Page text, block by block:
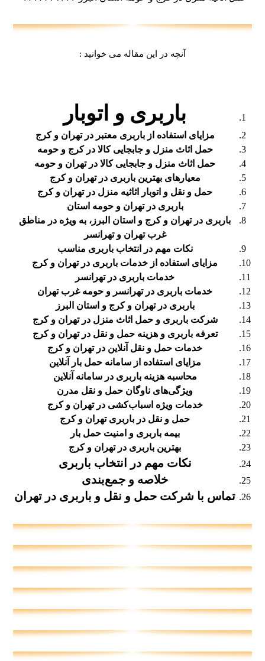
آنچه در این مقاله می خوانید :
باربری و اتوبار
مزایای استفاده از باربری معتبر در تهران و کرج
حمل اثاث منزل و جابجایی کالا در کرج و حومه
حمل اثاث منزل و جابجایی کالا در تهران و حومه
معیارهای بهترین باربری در تهران و کرج
حمل و نقل و اتوبار اثاثیه منزل در تهران و کرج
باربری در تهران و حومه استان
باربری در تهران و کرج و استان البرز، به ویژه در مناطق
غرب تهران و تهرانسر
نکات مهم در انتخاب باربری مناسب
مزایای استفاده از خدمات باربری در تهران و کرج
خدمات باربری در تهرانسر
خدمات باربری در تهرانسر و حومه غرب تهران
باربری در تهران و کرج و استان البرز
شرکت باربری و حمل اثاث منزل در تهران و کرج
تعرفه باربری و هزینه حمل و نقل در تهران و کرج
خدمات حمل و نقل آنلاین در تهران و کرج
مزایای استفاده از سامانه حمل بار آنلاین
محاسبه هزینه باربری در سامانه آنلاین
ویژگی‌های ناوگان حمل و نقل مدرن
خدمات ویژه اسباب‌کشی در تهران و کرج
حمل و نقل در باربری تهران و کرج
بیمه باربری و امنیت حمل بار
بهترین باربری در تهران و کرج
نکات مهم در انتخاب باربری
خلاصه و جمع‌بندی
تماس با شرکت حمل و نقل و باربری در تهران